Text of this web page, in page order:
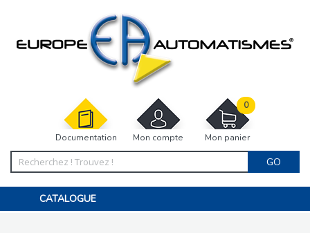
Documentation Mon compte Mon panier
0
GO
CATALOGUE